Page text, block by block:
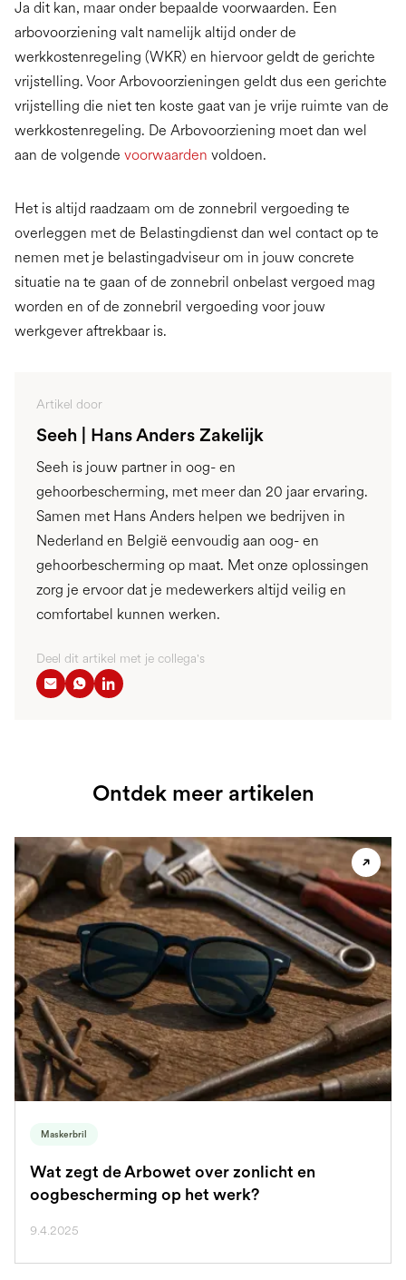
Ja dit kan, maar onder bepaalde voorwaarden. Een
arbovoorziening valt namelijk altijd onder de
werkkostenregeling (WKR) en hiervoor geldt de gerichte
vrijstelling. Voor Arbovoorzieningen geldt dus een gerichte
vrijstelling die niet ten koste gaat van je vrije ruimte van de
werkkostenregeling. De Arbovoorziening moet dan wel
aan de volgende voorwaarden voldoen.
Het is altijd raadzaam om de zonnebril vergoeding te
overleggen met de Belastingdienst dan wel contact op te
nemen met je belastingadviseur om in jouw concrete
situatie na te gaan of de zonnebril onbelast vergoed mag
worden en of de zonnebril vergoeding voor jouw
werkgever aftrekbaar is.
Artikel door
Seeh | Hans Anders Zakelijk
Seeh is jouw partner in oog- en
gehoorbescherming, met meer dan 20 jaar ervaring.
Samen met Hans Anders helpen we bedrijven in
Nederland en België eenvoudig aan oog- en
gehoorbescherming op maat. Met onze oplossingen
zorg je ervoor dat je medewerkers altijd veilig en
comfortabel kunnen werken.
Deel dit artikel met je collega's
Ontdek meer artikelen
Maskerbril
Wat zegt de Arbowet over zonlicht en
oogbescherming op het werk?
9.4.2025